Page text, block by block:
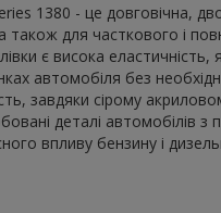
1380 - це довговічна,
також для часткового і
є висока еластичність,
автомобіля без
завдяки сірому
деталі автомобілів з
впливу бензину і